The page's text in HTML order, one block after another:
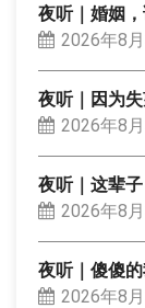
夜听｜婚姻
2026年8
夜听｜因为
2026年8
夜听｜这辈
2026年8
夜听｜傻傻
2026年8